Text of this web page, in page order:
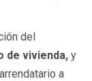
del
de vivienda, y
a